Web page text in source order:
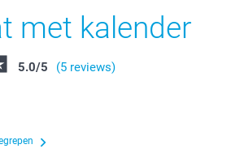
met kalender
5.0/5 (5 reviews)